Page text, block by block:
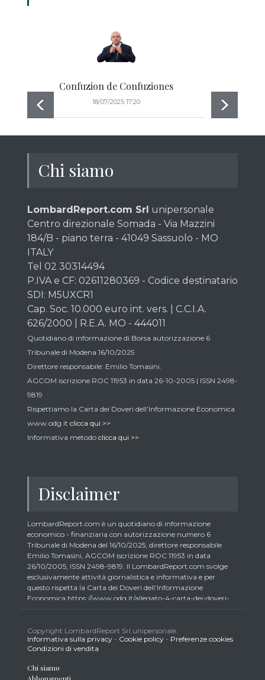
Confuzion de Confuziones
18/07/2025 17:20
E' il
Chi siamo
LombardReport.com Srl unipersonale
Centro direzionale Somada - Via Mazzini
184/B - piano terra - 41049 Sassuolo - MO
ITALY
Tel 02 30314494
P.IVA e CF: 02611280369 - Codice destinatario
SDI: M5UXCR1
Cap. Soc. 10.000 euro int. vers. | C.C.I.A.
626/2000 | R.E.A. MO - 444011
Quotidiano di informazione di Borsa autorizzazione 6
Tribunale di Modena 16/10/2025
Direttore responsabile: Emilio Tomasini.
AGCOM iscrizione ROC 11953 in data 26-10-2005 | ISSN 2498-
9819
Rispettiamo la Carta dei Doveri dell’Informazione Economica
www.odg.it clicca qui >>
Informativa metodo clicca qui >>
Disclaimer
LombardReport.com è un quotidiano di informazione
economico - finanziaria con autorizzazione numero 6
Tribunale di Modena del 16/10/2025, direttore responsabile
Emilio Tomasini, AGCOM iscrizione ROC 11953 in data
26/10/2005, ISSN 2498-9819. Il LombardReport.com svolge
esclusivamente attività giornalistica e informativa e per
questo rispetta la Carta dei Doveri dell’Informazione
Economica https://www.odg.it/allegato-4-carta-dei-doveri-
essere consapevoli che i collaboratori di LombardReport.com
iscritti all’Ordine dei Giornalisti non possono detenere i titoli
oggetto dei loro articoli mentre i collaboratori non giornalisti
trader retail e comunque inferiori allo 0,5% del capitale, gli
Copyright LombardReport Srl unipersonale.
Informativa sulla privacy - Cookie policy - Preferenze cookies
Condizioni di vendita
Chi siamo